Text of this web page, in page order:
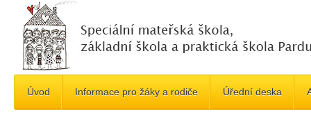
Úvod Informace pro žáky a rodiče Úřední deska